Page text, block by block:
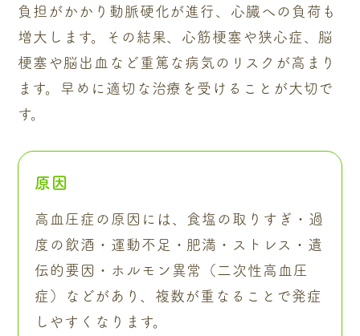
負担がかかり動脈硬化が進行、心臓への負荷も
増大します。その結果、心筋梗塞や狭心症、脳
梗塞や脳出血など重篤な病気のリスクが高まり
ます。早めに適切な治療を受けることが大切で
す。
原因
高血圧症の原因には、食塩の取りすぎ・過
度の飲酒・運動不足・肥満・ストレス・遺
伝的要因・ホルモン異常（二次性高血圧
症）などがあり、複数が重なることで発症
しやすくなります。